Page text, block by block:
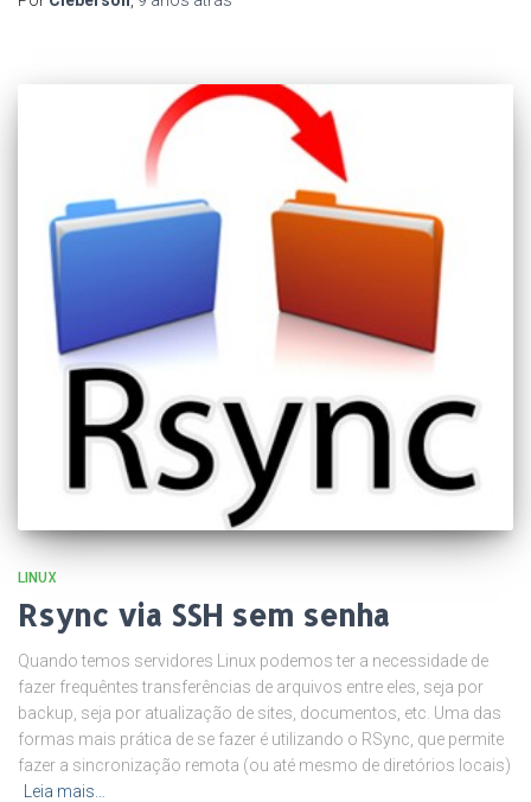
LINUX
Rsync via SSH sem senha
Quando temos servidores Linux podemos ter a necessidade de
fazer frequêntes transferências de arquivos entre eles, seja por
backup, seja por atualização de sites, documentos, etc. Uma das
formas mais prática de se fazer é utilizando o RSync, que permite
fazer a sincronização remota (ou até mesmo de diretórios locais)
Leia mais…